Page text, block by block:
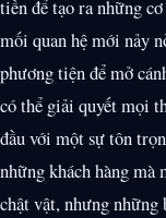
tiền để tạo ra những
mối quan hệ mới nảy
phương tiện để mở
có thể giải quyết mọi
đầu với một sự tôn
những khách hàng mà
chật vật, nhưng